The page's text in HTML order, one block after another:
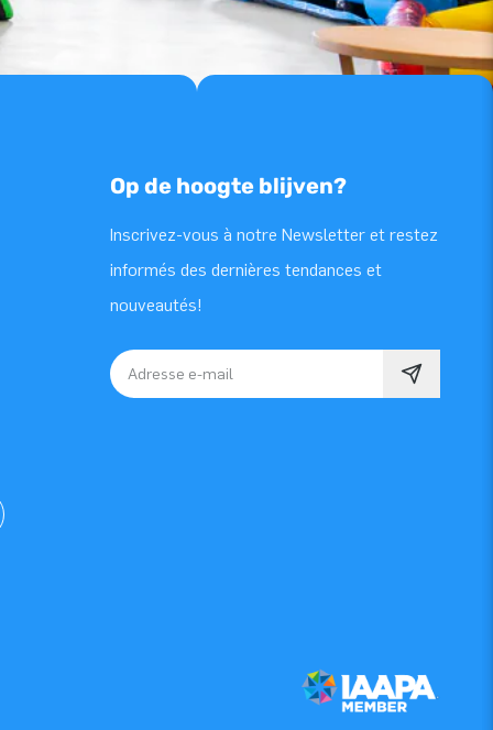
Op de hoogte blijven?
Inscrivez-vous à notre Newsletter et restez
informés des dernières tendances et
nouveautés!
Adresse e-mail